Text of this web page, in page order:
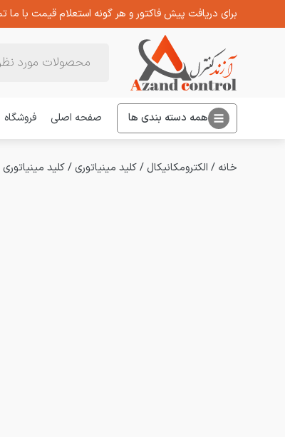
برای دریافت پیش فاکتور و هر گونه استعلام قیمت با ما
همه دسته بندی ها صفحه اصلی فروشگاه
خانه / الکترومکانیکال /کلید مینیاتوری /کلید